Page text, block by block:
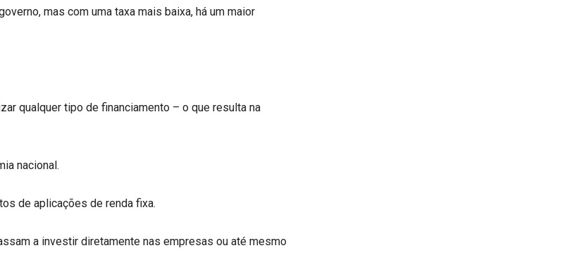
mas com uma taxa mais baixa, há um maior
qualquer tipo de financiamento – o que resulta na
nacional.
de aplicações de renda fixa.
a investir diretamente nas empresas ou até mesmo